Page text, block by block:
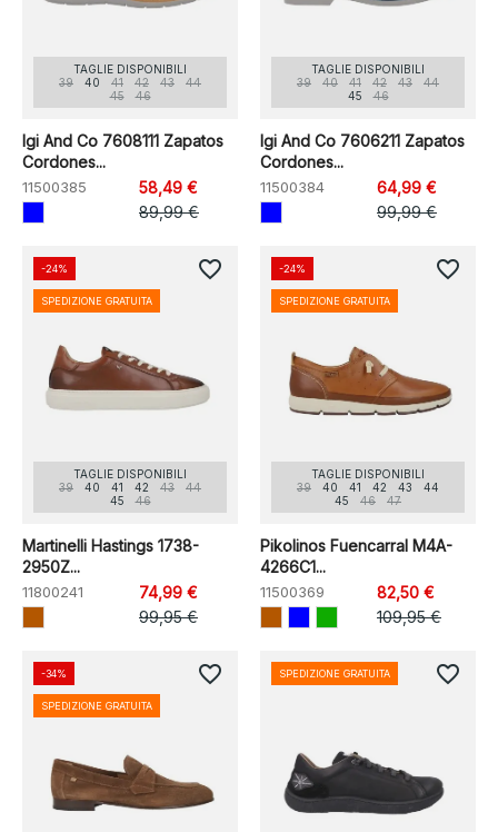
TAGLIE DISPONIBILI
39
40 41 42 43
44
45
46
Igi And Co 7608111 Zapatos
Cordones...
11500385
58,49 €
89,99 €
TAGLIE DISPONIBILI
39
40 41 42 43
44
45
46
Igi And Co 7606211 Zapatos
Cordones...
11500384
64,99 €
99,99 €
TAGLIE DISPONIBILI
39
40 41 42 43
44
45
46
Martinelli Hastings 1738-
2950Z...
11800241
74,99 €
99,95 €
-24%
SPEDIZIONE GRATUITA
favorite_border
TAGLIE DISPONIBILI
39
40 41 42 43
44
45
46 47
Pikolinos Fuencarral M4A-
4266C1...
11500369
82,50 €
109,95 €
-24%
SPEDIZIONE GRATUITA
favorite_border
-34%
SPEDIZIONE GRATUITA
favorite_border SPEDIZIONE GRATUITA favorite_border